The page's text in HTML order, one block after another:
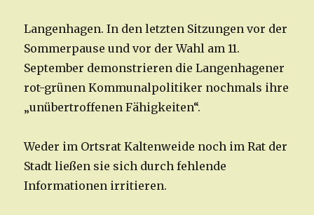
Langenhagen. In den letzten Sitzungen vor der
Sommerpause und vor der Wahl am 11.
September demonstrieren die Langenhagener
rot-grünen Kommunalpolitiker nochmals ihre
„unübertroffenen Fähigkeiten“.
Weder im Ortsrat Kaltenweide noch im Rat der
Stadt ließen sie sich durch fehlende
Informationen irritieren.